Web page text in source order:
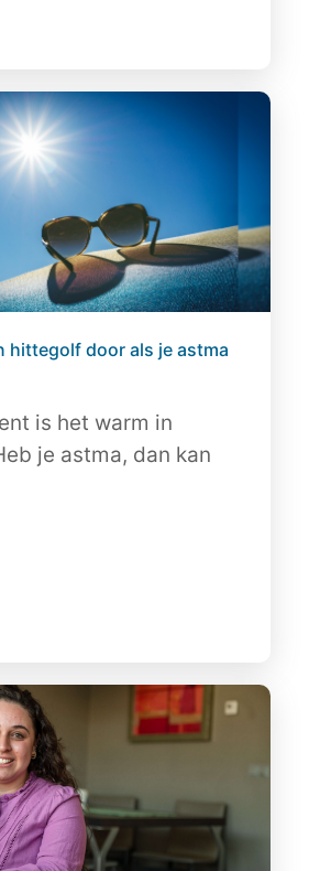
hittegolf door als je astma
is het warm in
je astma, dan kan